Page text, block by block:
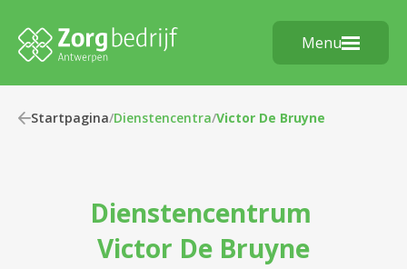
Menu
Startpagina/Dienstencentra/Victor De Bruyne
Dienstencentrum
Victor De Bruyne